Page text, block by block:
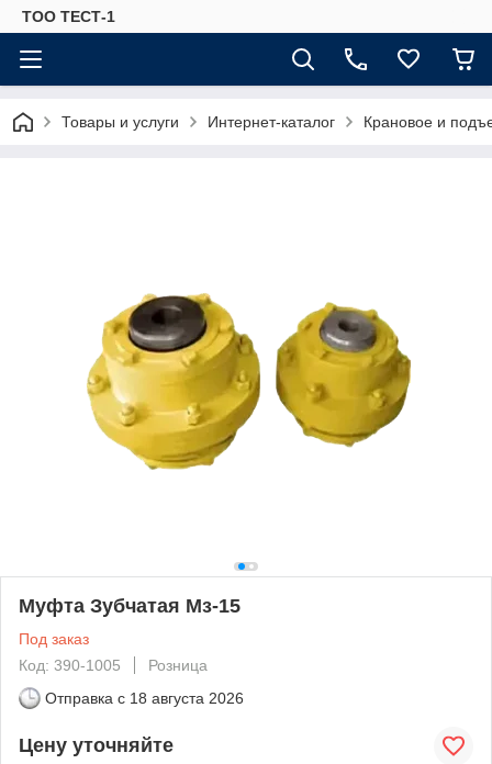
ТОО ТЕСТ-1
Товары и услуги Интернет-каталог Крановое и
Муфта Зубчатая Мз-15
Под заказ
Код: 390-1005
Розница
Отправка с 18 августа 2026
Цену уточняйте